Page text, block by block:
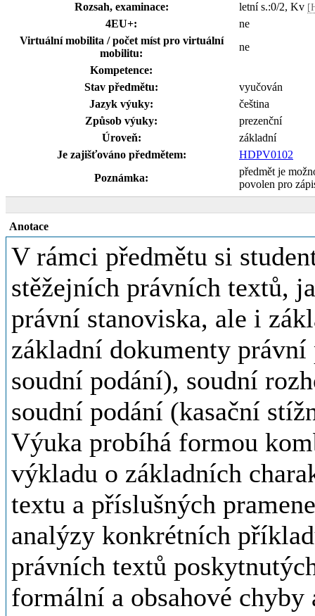
Rozsah, examinace:
letní s.:0/2, Kv
4EU+:
ne
Virtuální mobilita / počet míst pro virtuální
mobilitu:
ne
Kompetence:
Stav předmětu:
vyučován
Jazyk výuky:
čeština
Způsob výuky:
prezenční
Úroveň:
základní
Je zajišťováno předmětem:
HDPV0102
Poznámka:
předmět je
povolen pro
Anotace
V rámci předmětu si
stěžejních právních textů,
právní stanoviska, ale i
základní dokumenty
soudní podání), soudní
soudní podání (kasační
Výuka probíhá formou
výkladu o základních
textu a příslušných
analýzy konkrétních
právních textů
formální a obsahové chyby